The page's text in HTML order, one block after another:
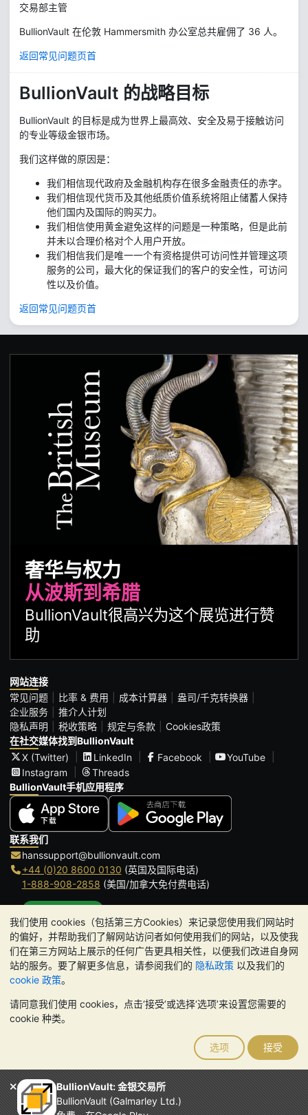
我们使用 cookies（包括第三方Cookies）来记录您使用我们网站时
的偏好，并帮助我们了解网站访问者如何使用我们的网站，以及使我
们在第三方网站上展示的任何广告更具相关性，以便我们改进自身网
站的服务。要了解更多信息，请参阅我们的 隐私政策 以及我们的
cookie 政策。
请同意我们使用 cookies，点击‘接受’或选择‘选项’来设置您需要的
cookie 种类。
选项 接受
BullionVault: 金银交易所
BullionVault (Galmarley Ltd.)
交易部主管
BullionVault 在伦敦 Hammersmith 办公室总共雇佣了 36 人。
返回常见问题页首
BullionVault 的战略目标
BullionVault 的目标是成为世界上最高效、安全及易于接触访问
的专业等级金银市场。
我们这样做的原因是：
我们相信现代政府及金融机构存在很多金融责任的赤字。
我们相信现代货币及其他纸质价值系统将阻止储蓄人保持
他们国内及国际的购买力。
我们相信使用黄金避免这样的问题是一种策略，但是此前
并未以合理价格对个人用户开放。
我们相信我们是唯一一个有资格提供可访问性并管理这项
服务的公司，最大化的保证我们的客户的安全性，可访问
性以及价值。
返回常见问题页首
奢华与权力
从波斯到希腊
BullionVault很高兴为这个展览进行赞
助
网站连接
常见问题
比率 & 费用 成本计算器
盎司/千克转换器
企业服务
推介人计划
隐私声明
税收策略 规定与条款
Cookies政策
在社交媒体找到BullionVault
X (Twitter)
LinkedIn Facebook
YouTube
Instagram
Threads
BullionVault手机应用程序
联系我们
hanssupport@bullionvault.com
+44 (0)20 8600 0130 (英国及国际电话)
1-888-908-2858 (美国/加拿大免付费电话)
办公时间:
9am to 8:30pm (英国时间), 周一至周五
Galmarley Ltd T/A BullionVault
3 Shortlands (7th Floor)
London
W6 8DA
贵金属的价值可能下跌也可能上涨。历史趋势不能保证未来
的价格走势。BullionVault 网站及其任何通讯中的任何内容均不构成
投资建议。您应该考虑寻求专业建议，以确定投资并持有金条是否适
合您。
Galmarley Ltd，以 BullionVault 名义开展业务，在英格兰和威尔士